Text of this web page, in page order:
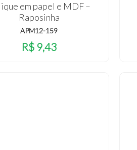
em papel e MDF –
Raposinha
APM12-159
R$ 9,43